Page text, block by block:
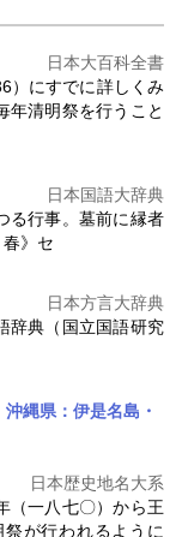
日本大百科全書
）にすでに詳しくみ
年清明祭を行うこと
日本国語大辞典
る行事。墓前に縁者
》セ
日本方言大辞典
辞典（国立国語研究
縄県：伊是名島・
日本歴史地名大系
（一八七〇）から王
祭が行われるように